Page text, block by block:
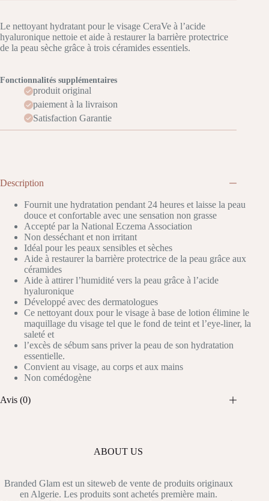
Le nettoyant hydratant pour le visage CeraVe à l’acide
hyaluronique nettoie et aide à restaurer la barrière protectrice
de la peau sèche grâce à trois céramides essentiels.
Fonctionnalités supplémentaires
produit original
paiement à la livraison
Satisfaction Garantie
Description
Fournit une hydratation pendant 24 heures et laisse la peau
douce et confortable avec une sensation non grasse
Accepté par la National Eczema Association
Non desséchant et non irritant
Idéal pour les peaux sensibles et sèches
Aide à restaurer la barrière protectrice de la peau grâce aux
céramides
Aide à attirer l’humidité vers la peau grâce à l’acide
hyaluronique
Développé avec des dermatologues
Ce nettoyant doux pour le visage à base de lotion élimine le
maquillage du visage tel que le fond de teint et l’eye-liner, la
saleté et
l’excès de sébum sans priver la peau de son hydratation
essentielle.
Convient au visage, au corps et aux mains
Non comédogène
Avis (0)
ABOUT US
Branded Glam est un siteweb de vente de produits originaux
en Algerie. Les produits sont achetés première main.